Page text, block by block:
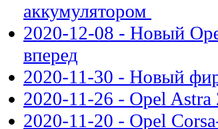
аккумулятором
2020-12-08 - Новый
вперед
2020-11-30 - Новый
2020-11-26 - Opel Astra
2020-11-20 - Opel